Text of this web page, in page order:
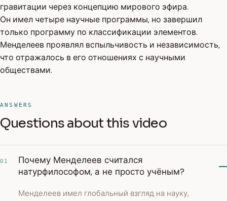
гравитации через концепцию мирового эфира.
Он имел четыре научные программы, но завершил
только программу по классификации элементов.
Менделеев проявлял вспыльчивость и независимость,
что отражалось в его отношениях с научными
обществами.
ANSWERS
Questions about this video
01
Почему Менделеев считался
натурфилософом, а не просто учёным?
Менделеев имел глобальный взгляд на науку,